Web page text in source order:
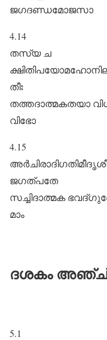
ജഗദണ്ഡമോജസാ
4.14
തസ്യ ച
തീഃ
തത്തദാത്മകതയാ
വിഭോ
4.15
ജഗത്പതേ
സച്ചിദാത്മക
മാം
ദശകം അഞ്ച്
5.1